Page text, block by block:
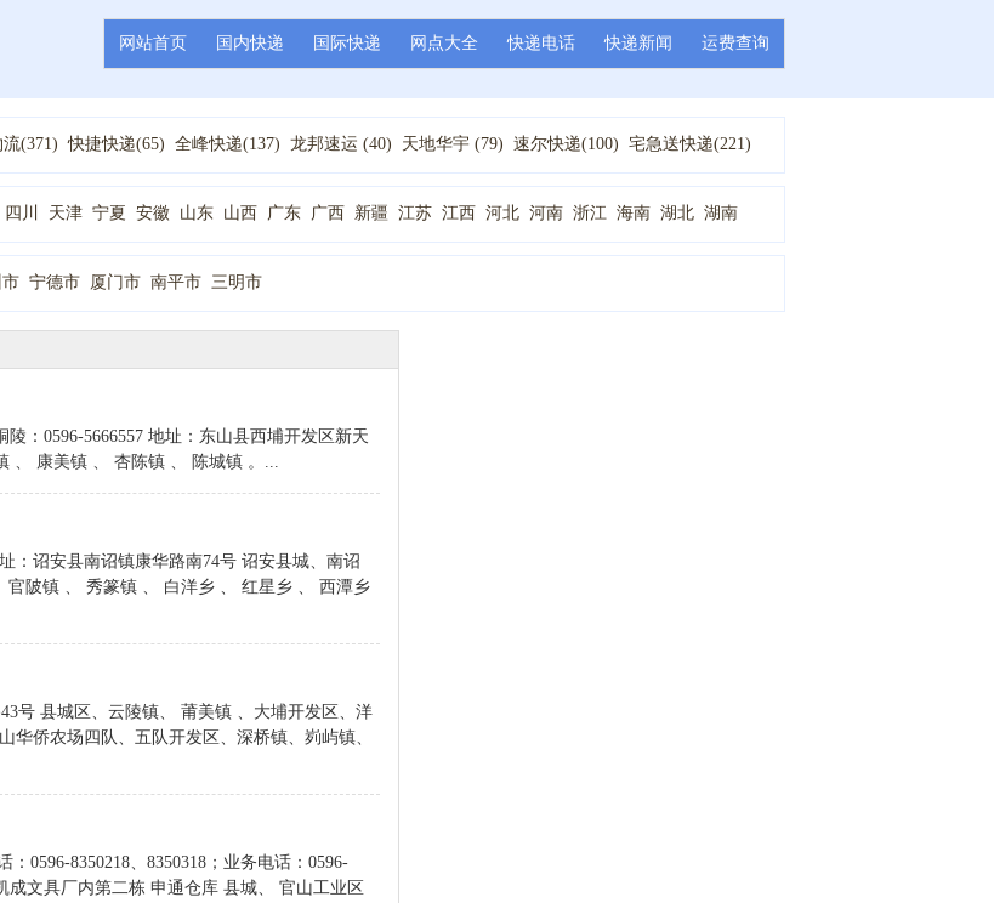
网站首页 国内快递 国际快递 网点大全 快递电话 快递新闻 运费查询
(371) 快捷快递(65) 全峰快递(137) 龙邦速运 (40) 天地华宇 (79) 速尔快递(100) 宅急送快递(221)
递(96) 德邦物流(236) 顺丰快递(12) 天天快递(123) 百世汇通快递(172) 申通快递(89) 圆通快递(90)
亚风速递 (1) 优速物流 (33) 佳吉快递 (67) 全一快递(2) 圆通速递 (34) 新邦物流(14) 百世快运(69)
四川 天津 宁夏 安徽 山东 山西 广东 广西 新疆 江苏 江西 河北 河南 浙江 海南 湖北 湖南
西 青海 黑龙江
宁德市 厦门市 南平市 三明市
：0596-5666557 地址：东山县西埔开发区新天
、 康美镇 、 杏陈镇 、 陈城镇 。...
：诏安县南诏镇康华路南74号 诏安县城、南诏
陂镇 、 秀篆镇 、 白洋乡 、 红星乡 、 西潭乡
号 县城区、云陵镇、 莆美镇 、大埔开发区、洋
侨农场四队、五队开发区、深桥镇、峛屿镇、
0596-8350218、8350318；业务电话：0596-
成文具厂内第二栋 申通仓库 县城、 官山工业区